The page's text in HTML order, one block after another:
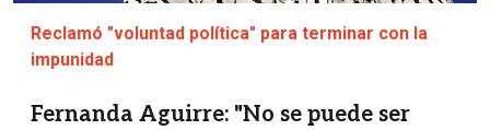
Reclamó "voluntad política" para terminar con la
impunidad
Fernanda Aguirre: "No se puede ser